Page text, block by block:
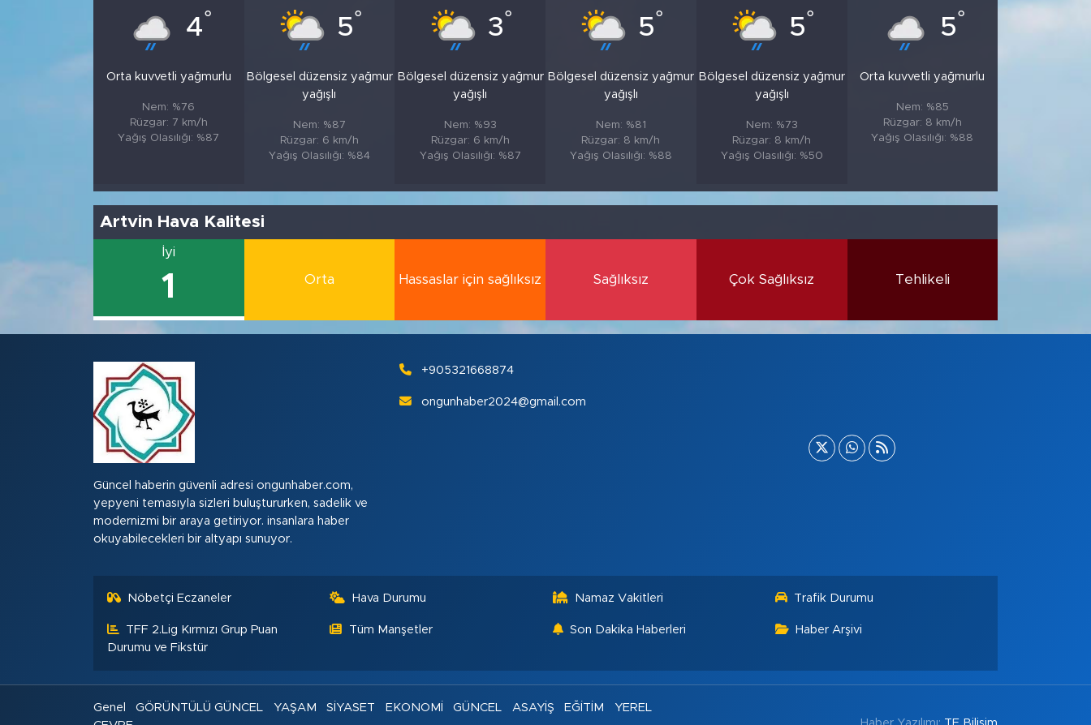
4°
Orta kuvvetli yağmurlu
Nem: %76
Rüzgar: 7 km/h
Yağış Olasılığı: %87
5°
Bölgesel düzensiz yağmur
yağışlı
Nem: %87
Rüzgar: 6 km/h
Yağış Olasılığı: %84
3°
Bölgesel düzensiz yağmur
yağışlı
Nem: %93
Rüzgar: 6 km/h
Yağış Olasılığı: %87
5°
Bölgesel düzensiz yağmur
yağışlı
Nem: %81
Rüzgar: 8 km/h
Yağış Olasılığı: %88
5°
Bölgesel düzensiz yağmur
yağışlı
Nem: %73
Rüzgar: 8 km/h
Yağış Olasılığı: %50
5°
Orta kuvvetli yağmurlu
Nem: %85
Rüzgar: 8 km/h
Yağış Olasılığı: %88
Artvin Hava Kalitesi
İyi
1 Orta Hassaslar için sağlıksız Sağlıksız Çok Sağlıksız Tehlikeli
Güncel haberin güvenli adresi ongunhaber.com,
yepyeni temasıyla sizleri buluştururken, sadelik ve
modernizmi bir araya getiriyor. insanlara haber
okuyabilecekleri bir altyapı sunuyor.
+905321668874
ongunhaber2024@gmail.com
Nöbetçi Eczaneler Hava Durumu Namaz Vakitleri Trafik Durumu
TFF 2.Lig Kırmızı Grup Puan
Durumu ve Fikstür
Tüm Manşetler Son Dakika Haberleri Haber Arşivi
Genel GÖRÜNTÜLÜ GÜNCEL YAŞAM SİYASET EKONOMİ GÜNCEL ASAYİŞ EĞİTİM
YEREL